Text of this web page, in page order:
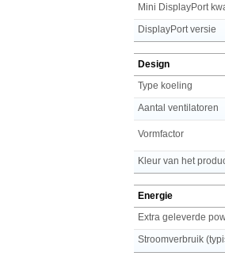
Mini DisplayPort
DisplayPort versie
Design
Type koeling
Aantal ventilatoren
Vormfactor
Kleur van het
Energie
Extra geleverde
Stroomverbruik